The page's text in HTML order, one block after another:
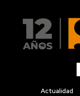
Actualidad